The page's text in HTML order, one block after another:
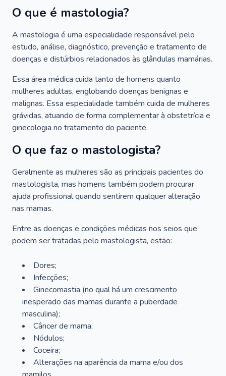
O que é mastologia?
A mastologia é uma especialidade responsável pelo
estudo, análise, diagnóstico, prevenção e tratamento de
doenças e distúrbios relacionados às glândulas mamárias.
Essa área médica cuida tanto de homens quanto
mulheres adultas, englobando doenças benignas e
malignas. Essa especialidade também cuida de mulheres
grávidas, atuando de forma complementar à obstetrícia e
ginecologia no tratamento do paciente.
O que faz o mastologista?
Geralmente as mulheres são as principais pacientes do
mastologista, mas homens também podem procurar
ajuda profissional quando sentirem qualquer alteração
nas mamas.
Entre as doenças e condições médicas nos seios que
podem ser tratadas pelo mastologista, estão:
Dores;
Infecções;
Ginecomastia (no qual há um crescimento
inesperado das mamas durante a puberdade
masculina);
Câncer de mama;
Nódulos;
Coceira;
Alterações na aparência da mama e/ou dos